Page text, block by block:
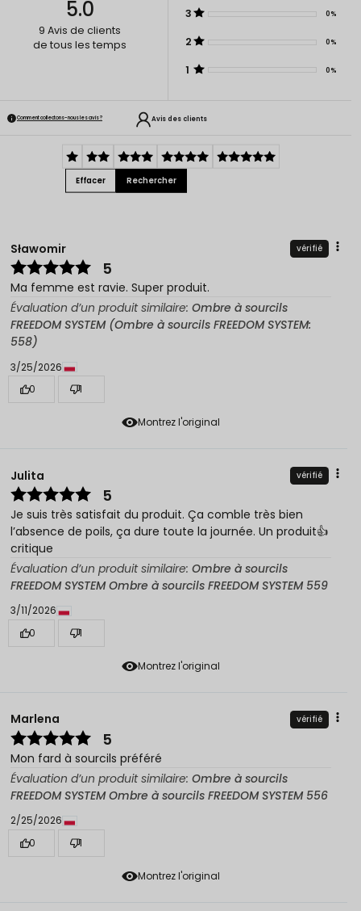
5.0
9 Avis de clients
de tous les temps
3 0%
2 0%
1 0%
Comment collectons-nous les avis ? Avis des clients
Effacer Rechercher
Montrez l'original
Sławomir vérifié
5
Ma femme est ravie. Super produit.
Évaluation d’un produit similaire: Ombre à sourcils
FREEDOM SYSTEM (Ombre à sourcils FREEDOM SYSTEM:
558)
3/25/2026
0
1
Montrez l'original
Julita vérifié
5
Je suis très satisfait du produit. Ça comble très bien
l’absence de poils, ça dure toute la journée. Un produit👍
critique
Évaluation d’un produit similaire: Ombre à sourcils
FREEDOM SYSTEM Ombre à sourcils FREEDOM SYSTEM 559
3/11/2026
0
1
Montrez l'original
Marlena vérifié
5
Mon fard à sourcils préféré
Évaluation d’un produit similaire: Ombre à sourcils
FREEDOM SYSTEM Ombre à sourcils FREEDOM SYSTEM 556
2/25/2026
0
1